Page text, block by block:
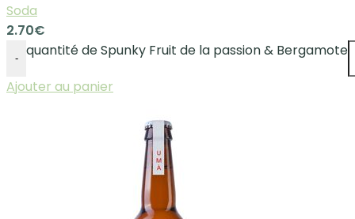
Soda
2.70€
-
quantité de Spunky Fruit de la passion & Bergamote
Ajouter au panier